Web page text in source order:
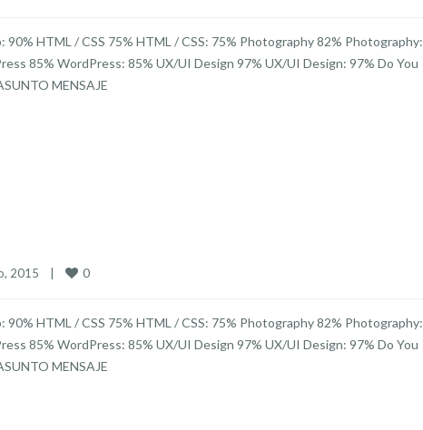
HTML / CSS 75% HTML / CSS: 75% Photography 82% Photography:
85% WordPress: 85% UX/UI Design 97% UX/UI Design: 97% Do You
MENSAJE
2015 0
HTML / CSS 75% HTML / CSS: 75% Photography 82% Photography:
85% WordPress: 85% UX/UI Design 97% UX/UI Design: 97% Do You
MENSAJE